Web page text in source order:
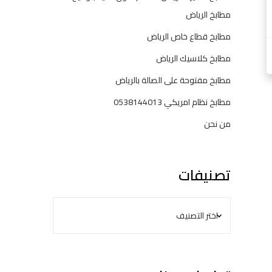
مطابخ الرياض
مطابخ قطاع خاص الرياض
مطابخ كلاسيك الرياض
مطابخ مفتوحة على الصالة بالرياض
مطابخ نظام امريكي 0538144013
من نحن
تصنيفات